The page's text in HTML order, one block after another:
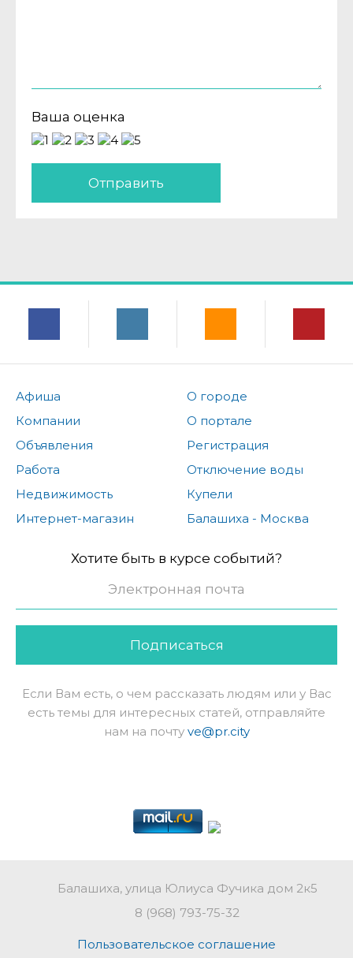
Ваша оценка
Отправить
Афиша
Компании
Объявления
Работа
Недвижимость
Интернет-магазин
О городе
О портале
Регистрация
Отключение воды
Купели
Балашиха - Москва
Хотите быть в курсе событий?
Подписаться
Если Вам есть, о чем рассказать людям или у Вас
есть темы для интересных статей, отправляйте
нам на почту ve@pr.city
Балашиха, улица Юлиуса Фучика дом 2к5
8 (968) 793-75-32
Пользовательское соглашение